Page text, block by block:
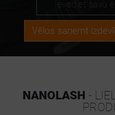
Vēlos saņemt
NANOLASH -